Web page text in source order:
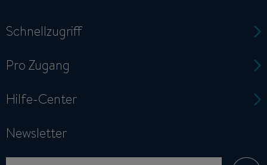
Schnellzugriff
Pro Zugang
Hilfe-Center
Newsletter